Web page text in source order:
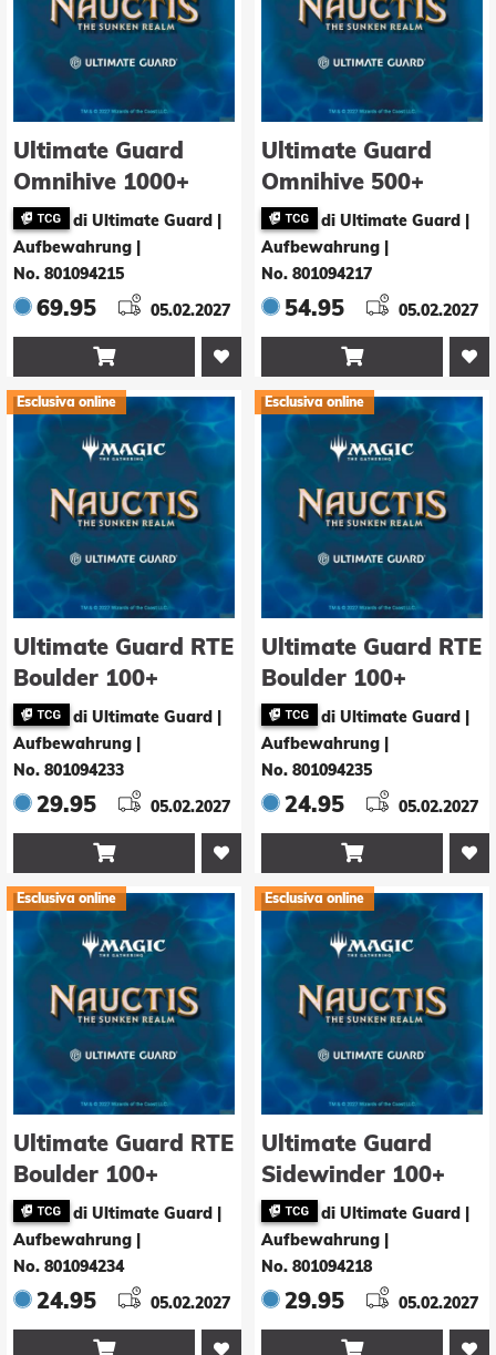
Ultimate Guard
Omnihive 1000+
Xenoskin Magic:
The Gathering
"Nauctis: The
Sunken Realm" -
Ocean Panorama
di Ultimate Guard |
Aufbewahrung
No. 801094215
69.95 05.02.2027

Ultimate Guard
Omnihive 500+
Xenoskin Magic:
The Gathering
"Nauctis: The
Sunken Realm" -
Artifact Mythic
di Ultimate Guard |
Aufbewahrung
No. 801094217
54.95 05.02.2027

Esclusiva online
Ultimate Guard RTE
Boulder 100+
Magic: The
Gathering "Nauctis:
The Sunken Realm"
- Artifact Mythic
di Ultimate Guard |
Aufbewahrung
No. 801094233
29.95 05.02.2027

Esclusiva online
Ultimate Guard RTE
Boulder 100+
Magic: The
Gathering "Nauctis:
The Sunken Realm"
- Green Common
di Ultimate Guard |
Aufbewahrung
No. 801094235
24.95 05.02.2027

Esclusiva online
Ultimate Guard RTE
Boulder 100+
Magic: The
Gathering "Nauctis:
The Sunken Realm"
- Ocean Panorama
di Ultimate Guard |
Aufbewahrung
No. 801094234
24.95 05.02.2027

Esclusiva online
Ultimate Guard
Sidewinder 100+
Xenoskin Magic:
The Gathering
"Nauctis: The
Sunken Realm" -
Artifact Mythic 1
di Ultimate Guard |
Aufbewahrung
No. 801094218
29.95 05.02.2027
